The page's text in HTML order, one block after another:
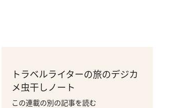
トラベルライターの旅のデジカ
メ虫干しノート
この連載の別の記事を読む